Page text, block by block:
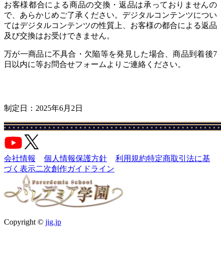
お客様都合による商品の交換・返品は承っておりませんの
で、あらかじめご了承ください。デジタルコンテンツについ
てはデジタルコンテンツの性質上、お客様の都合による返品
及び交換はお受けできません。
万が一商品に不具合・欠陥等を発見した場合、商品到着後7
日以内に等お問合せフォームよりご連絡ください。
制定日：2025年6月2日
会社情報 個人情報保護方針 利用規約特定商取引法に基
づく表示二次創作ガイドライン
Copyright © jig.jp